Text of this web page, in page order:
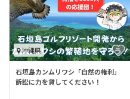
沖縄県
石垣島カンムリワシ「自然の権利」
訴訟に力を貸してください！